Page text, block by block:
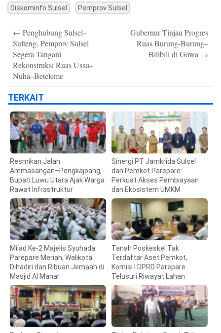
Diskominfo Sulsel Pemprov Sulsel
navigation
← Penghubung Sulsel–
Sulteng, Pemprov Sulsel
Segera Tangani
Rekonstruksi Ruas Ussu–
Nuha–Beteleme
Gubernur Tinjau Progres
Ruas Burung-Burung–
Bilibili di Gowa →
TERKAIT
Resmikan Jalan
Ammasangan–Pengkajoang,
Bupati Luwu Utara Ajak Warga
Rawat Infrastruktur
Sinergi PT Jamkrida Sulsel
dan Pemkot Parepare:
Perkuat Akses Pembiayaan
dan Ekosistem UMKM
Milad Ke-2 Majelis Syuhada
Parepare Meriah, Walikota
Dihadiri dan Ribuan Jemaah di
Masjid Al Manar
Tanah Poskeskel Tak
Terdaftar Aset Pemkot,
Komisi I DPRD Parepare
Telusuri Riwayat Lahan